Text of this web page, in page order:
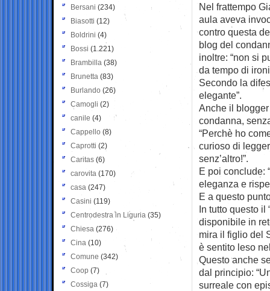
Nel frattempo
aula aveva
contro questa
blog del
inoltre: “non si
da tempo di
Secondo la
elegante”.
Anche il
condanna,
“Perchè ho
curioso di
senz’altro!”.
E poi conclude:
eleganza e
E a questo
In tutto questo il
disponibile in
mira il figlio del
è sentito leso
Questo anche
dal principio:
surreale con
Bersani (234)
Biasotti (12)
Boldrini (4)
Bossi (1.221)
Brambilla (38)
Brunetta (83)
Burlando (26)
Camogli (2)
canile (4)
Cappello (8)
Caprotti (2)
Caritas (6)
carovita (170)
casa (247)
Casini (119)
Centrodestra in Liguria (35)
Chiesa (276)
Cina (10)
Comune (342)
Coop (7)
Cossiga (7)